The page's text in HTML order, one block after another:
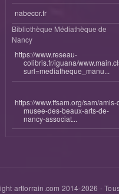
nabecor.fr
Bibliothèque Médiathèque de
Nancy
https://www.reseau-
colibris.fr/iguana/
surl=mediatheque_manu...
https://www.ffsam.org/sam/amis-
musee-des-beaux-arts-de-
nancy-associat...
artlorrain.com 2014-2026 -